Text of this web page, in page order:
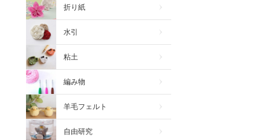
折り紙
水引
粘土
編み物
羊毛フェルト
自由研究